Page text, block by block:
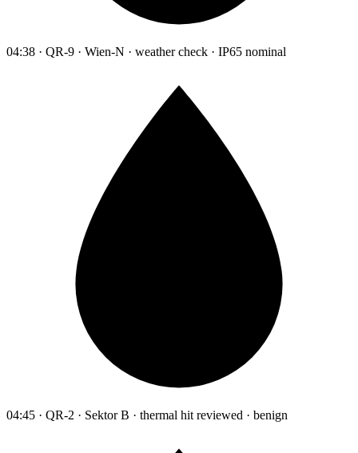
04:38 · QR-9 · Wien-N · weather check · IP65 nominal
04:45 · QR-2 · Sektor B · thermal hit reviewed · benign